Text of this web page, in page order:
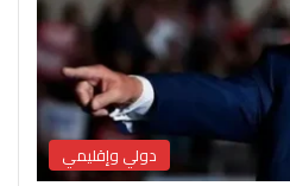
دولي وإقليمي